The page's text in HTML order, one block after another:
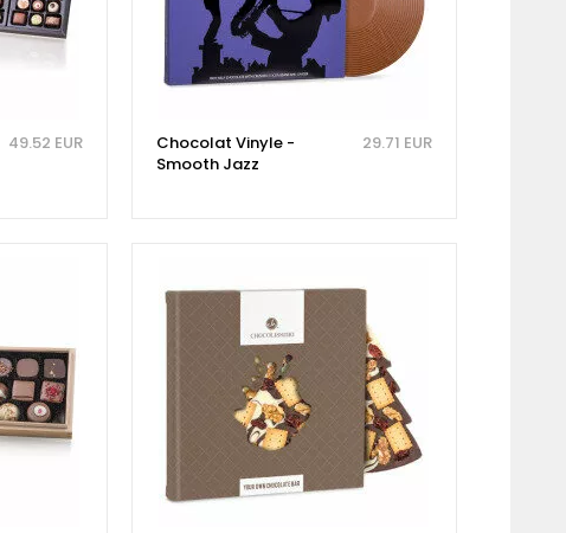
49.52 EUR
Chocolat Vinyle -
Smooth Jazz
29.71 EUR